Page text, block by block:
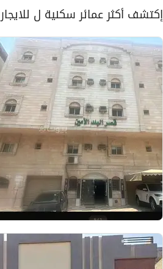
إكتشف أكثر عمائر سكنية ل للايجار